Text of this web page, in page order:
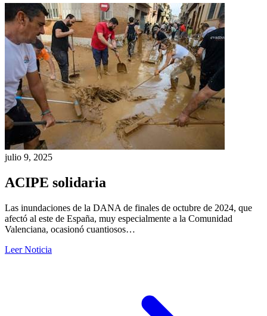
julio 9, 2025
ACIPE solidaria
Las inundaciones de la DANA de finales de octubre de 2024, que
afectó al este de España, muy especialmente a la Comunidad
Valenciana, ocasionó cuantiosos…
Leer Noticia